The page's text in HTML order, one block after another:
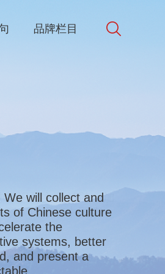
品牌栏目
will collect and
of Chinese culture
the
systems, better
and present a
识和文化精髓，加
事、传播好中国声